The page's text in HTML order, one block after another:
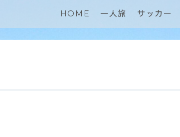
HOME 一人旅 サッカー